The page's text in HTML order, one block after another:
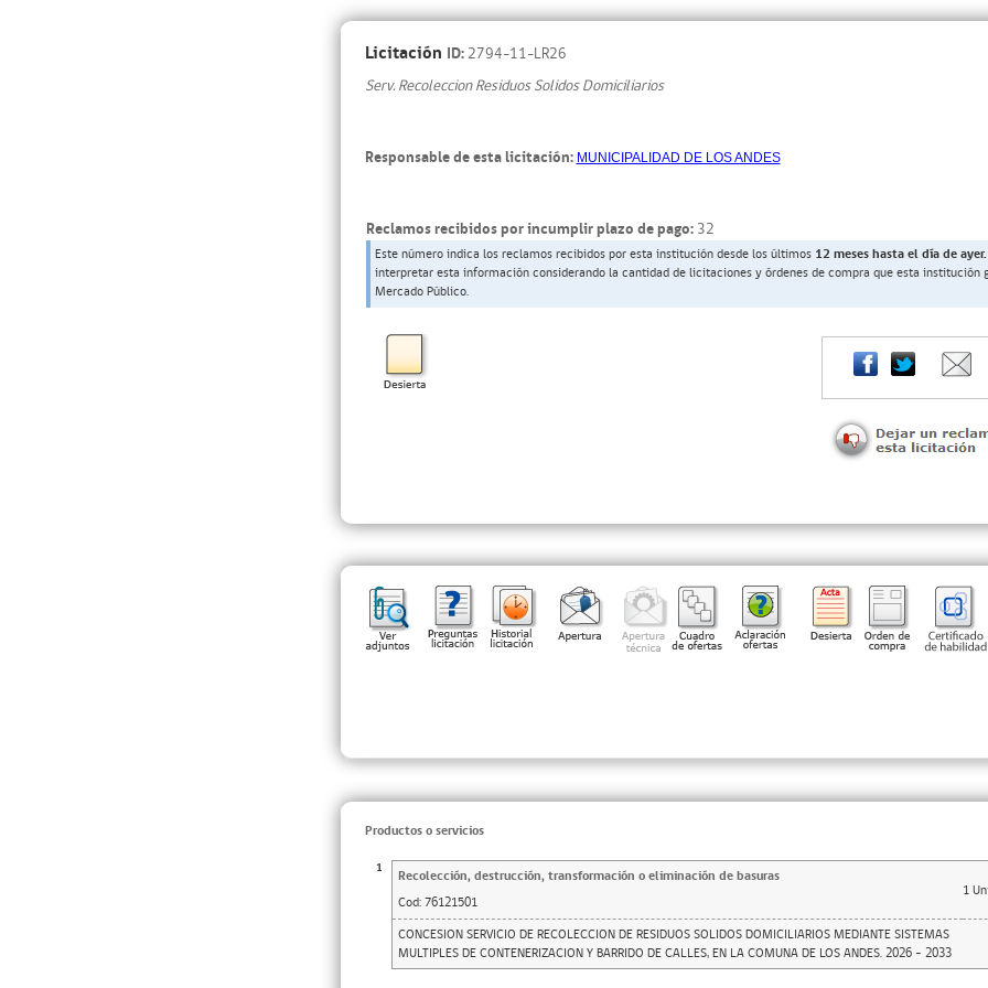
Licitación ID: 2794-11-LR26
Serv. Recoleccion Residuos Solidos Domiciliarios
Responsable de esta licitación:MUNICIPALIDAD DE LOS ANDES
Reclamos recibidos por incumplir plazo de pago: 32
Este número indica los reclamos recibidos por esta institución desde los últimos 12 meses hasta el día de ayer.
interpretar esta información considerando la cantidad de licitaciones y órdenes de compra que esta institución
Mercado Público.
Productos o servicios
1 Recolección, destrucción, transformación o eliminación de basuras
1
Cod: 76121501
CONCESION SERVICIO DE RECOLECCION DE RESIDUOS SOLIDOS DOMICILIARIOS MEDIANTE SISTEMAS
MULTIPLES DE CONTENERIZACION Y BARRIDO DE CALLES, EN LA COMUNA DE LOS ANDES. 2026 – 2033